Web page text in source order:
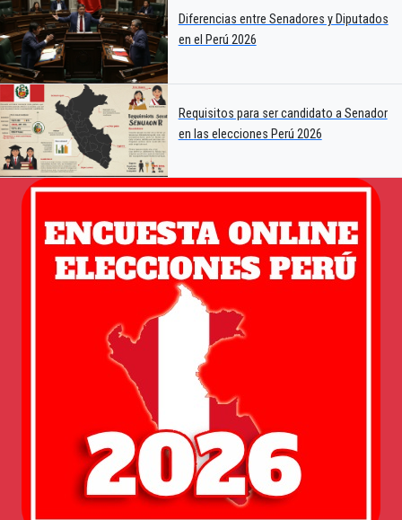
Diferencias entre Senadores y Diputados
en el Perú 2026
Requisitos para ser candidato a Senador
en las elecciones Perú 2026